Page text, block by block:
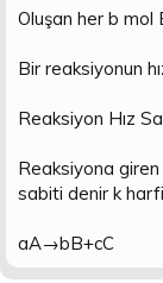
Oluşan her b mol
Bir reaksiyonun
Reaksiyon Hız
Reaksiyona giren
sabiti denir k
aA→bB+cC